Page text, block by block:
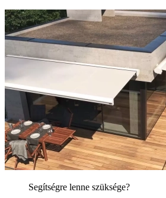
Segítségre lenne szüksége?